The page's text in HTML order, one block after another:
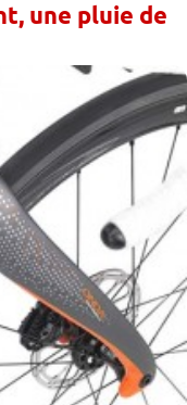
une pluie de